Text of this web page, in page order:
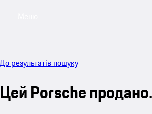
До результатів пошуку
Цей Porsche продано.